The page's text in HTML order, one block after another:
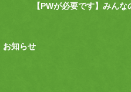
【PWが必要です】みんな
お知らせ